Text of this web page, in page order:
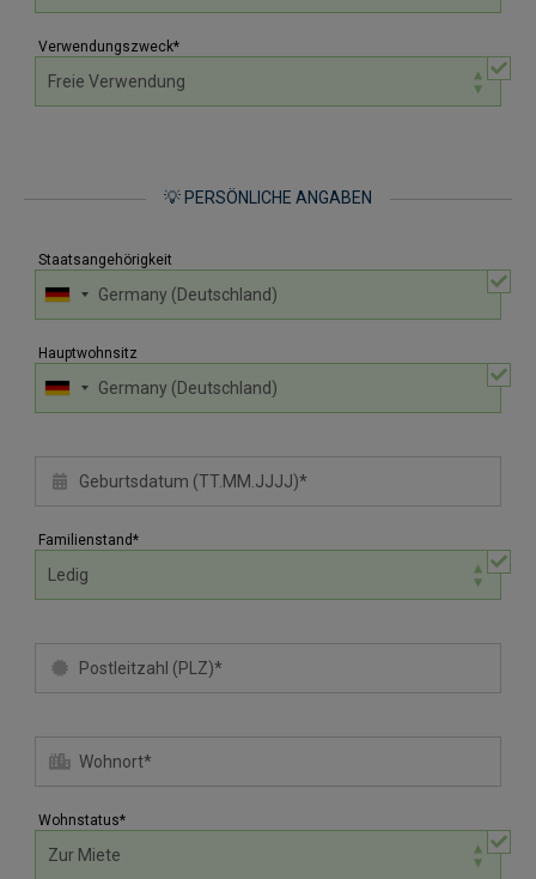
Verwendungszweck*
💡 PERSÖNLICHE ANGABEN
Staatsangehörigkeit
Hauptwohnsitz
Familienstand*
Wohnstatus*